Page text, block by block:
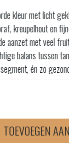
kleur met licht
kreupelhout en
aanzet met veel
balans tussen
én zo
TOEVOEGEN